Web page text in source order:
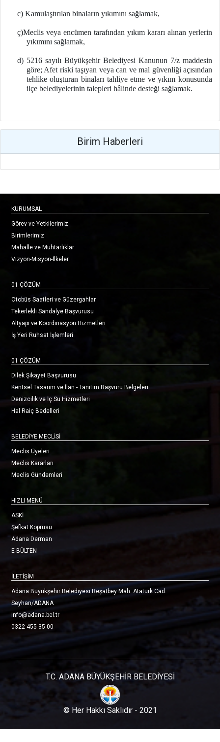
c) Kamulaştırılan binaların yıkımını sağlamak,
ç)Meclis veya encümen tarafından yıkım kararı alınan yerlerin
yıkımını sağlamak,
d) 5216 sayılı Büyükşehir Belediyesi Kanunun 7/z maddesin
göre; Afet riski taşıyan veya can ve mal güvenliği açısından
tehlike oluşturan binaları tahliye etme ve yıkım konusunda
ilçe belediyelerinin talepleri hâlinde desteği sağlamak.
Birim Haberleri
KURUMSAL
Görev ve Yetkilerimiz
Birimlerimiz
Mahalle ve Muhtarlıklar
Vizyon-Misyon-İlkeler
01 ÇÖZÜM
Otobüs Saatleri ve Güzergahlar
Tekerlekli Sandalye Başvurusu
Altyapı ve Koordinasyon Hizmetleri
İş Yeri Ruhsat İşlemleri
01 ÇÖZÜM
Dilek Şikayet Başvurusu
Kentsel Tasarım ve İlan - Tanıtım Başvuru Belgeleri
Denizcilik ve İç Su Hizmetleri
Hal Raiç Bedelleri
BELEDİYE MECLİSİ
Meclis Üyeleri
Meclis Kararları
Meclis Gündemleri
HIZLI MENÜ
ASKİ
Şefkat Köprüsü
Adana Derman
E-BÜLTEN
İLETİŞİM
Adana Büyükşehir Belediyesi Reşatbey Mah. Atatürk Cad.
Seyhan/ADANA
info@adana.bel.tr
0322 455 35 00
T.C. ADANA BÜYÜKŞEHİR BELEDİYESİ
© Her Hakkı Saklıdır - 2021